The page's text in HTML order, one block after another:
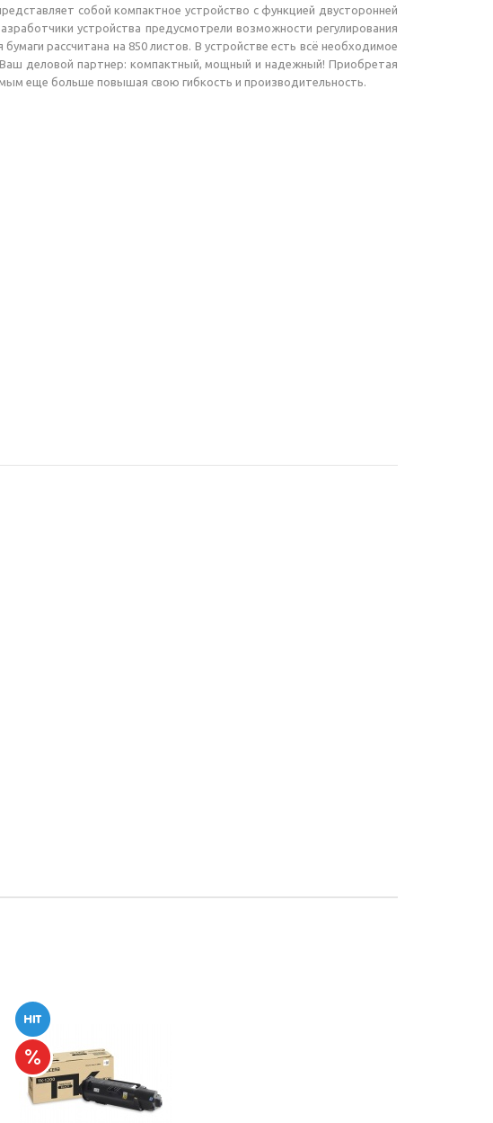
собой компактное устройство с функцией двусторонней
устройства предусмотрели возможности регулирования
рассчитана на 850 листов. В устройстве есть всё необходимое
деловой партнер: компактный, мощный и надежный! Приобретая
еще больше повышая свою гибкость и производительность.